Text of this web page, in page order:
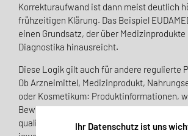
Korrekturaufwand ist dann meist deutlich
frühzeitigen Klärung. Das Beispiel
einen Grundsatz, der über
Diagnostika hinausreicht.
Diese Logik gilt auch für andere regulierte
Ob Arzneimittel, Medizinprodukt,
oder Kosmetikum: Produktinformationen,
Bewertungen, regulatorische
qualitätsbezogene Nachweise müssen
Ihr Datenschutz ist uns